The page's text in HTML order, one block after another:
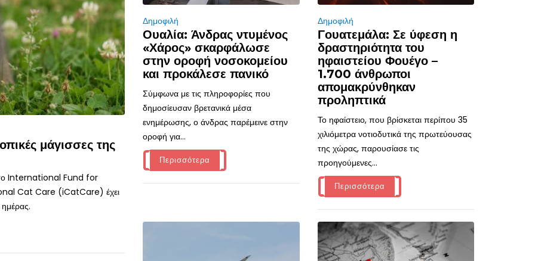
μάγισσες της
το International Fund for
Cat Care (iCatCare) έχει
ημέρας.
Δημοφιλή
Ουαλία: Άνδρας ντυμένος
«Χάρος» σκαρφάλωσε
στην οροφή νοσοκομείου
και προκάλεσε πανικό
Σύμφωνα με τις πληροφορίες που
δημοσίευσαν βρετανικά μέσα
ενημέρωσης, ο άνδρας παρέμεινε στην
οροφή για...
Περισσότερα
Δημοφιλή
Γουατεμάλα: Σε ύφεση η
δραστηριότητα του
ηφαιστείου Φουέγο –
1.700 άνθρωποι
απομακρύνθηκαν
προληπτικά
Το ηφαίστειο, που βρίσκεται περίπου 35
χιλιόμετρα νοτιοδυτικά της πρωτεύουσας
της χώρας, παρουσίασε τις
προηγούμενες...
Περισσότερα